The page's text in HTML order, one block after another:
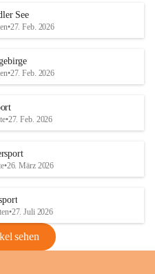
r
S
See
•27. Feb. 2026
•27. Feb. 2026
•27. Feb. 2026
•26. März 2026
•27. Juli 2026
sehen